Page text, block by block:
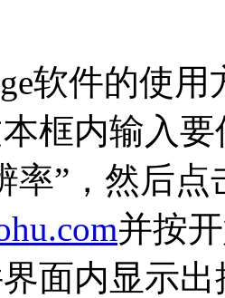
软件的使
框内输入
率”，然后
并按
面内显示